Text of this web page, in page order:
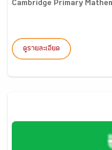
Cambridge Primary
ดูรายละเอียด